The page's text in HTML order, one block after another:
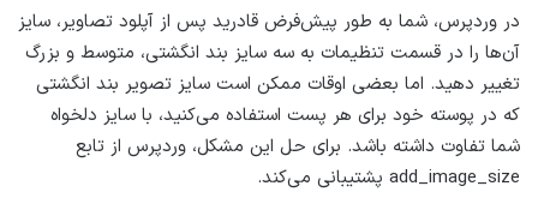
در وردپرس، شما به طور پیش‌فرض قادرید پس از آپلود تصاویر، سایز
آن‌ها را در قسمت تنظیمات به سه سایز بند انگشتی، متوسط و بزرگ
تغییر دهید. اما بعضی اوقات ممکن است سایز تصویر بند انگشتی
که در پوسته خود برای هر پست استفاده می‌کنید، با سایز دلخواه
شما تفاوت داشته باشد. برای حل این مشکل، وردپرس از تابع
add_image_size پشتیبانی می‌کند.